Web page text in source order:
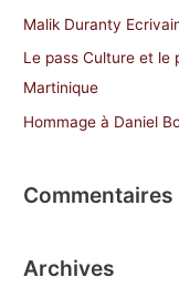
r
:
Malik Duranty
Le pass Culture et le
Martinique
Hommage à Daniel
Archives